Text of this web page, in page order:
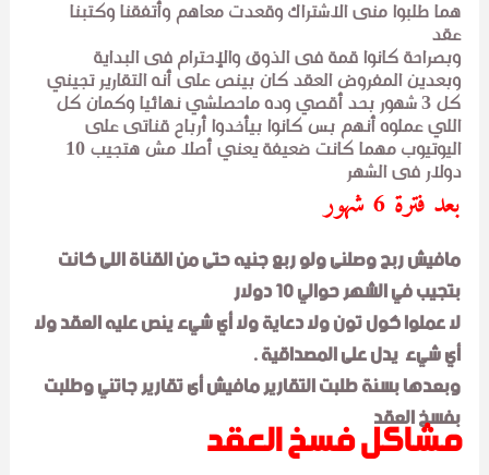
هما طلبوا منى الاشتراك وقعدت معاهم وأتفقنا وكتبنا
عقد
وبصراحة كانوا قمة فى الذوق والإحترام فى البداية
وبعدين المفروض العقد كان بينص على أنه التقارير تجيني
كل 3 شهور بحد أقصي وده ماحصلشي نهائيا وكمان كل
اللي عملوه أنهم بس كانوا بيأخدوا أرباح قناتى على
اليوتيوب مهما كانت ضعيفة يعني أصلا مش هتجيب 10
دولار فى الشهر
بعد فترة 6 شهور
مافيش ربح وصلنى ولو ربع جنيه حتى من القناة اللى كانت
بتجيب في الشهر حوالي 10 دولار
لا عملوا كول تون ولا دعاية ولا أي شيء ينص عليه العقد ولا
أي شيء يدل على المصداقية .
وبعدها بسنة طلبت التقارير مافيش أى تقارير جاتني وطلبت
بفسخ العقد
مشاكل فسخ العقد